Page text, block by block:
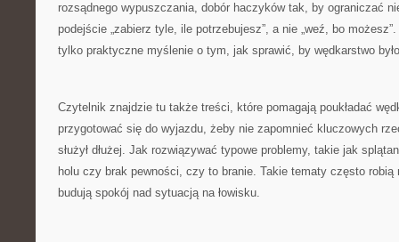
rozsądnego wypuszczania, dobór haczyków tak, by ograniczać
podejście „zabierz tyle, ile potrzebujesz”, a nie „weź, bo
tylko praktyczne myślenie o tym, jak sprawić, by wędkarstwo
Czytelnik znajdzie tu także treści, które pomagają poukładać
przygotować się do wyjazdu, żeby nie zapomnieć kluczowych
służył dłużej. Jak rozwiązywać typowe problemy, takie jak
holu czy brak pewności, czy to branie. Takie tematy często robią
budują spokój nad sytuacją na łowisku.